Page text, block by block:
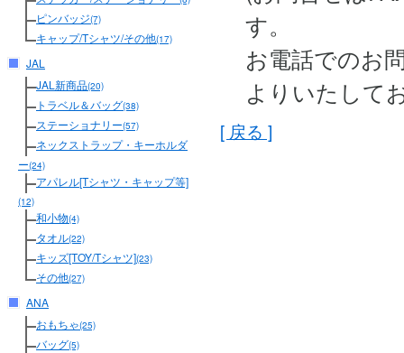
ピンバッジ(7)
キャップ/Tシャツ/その他(17)
JAL
JAL新商品(20)
トラベル＆バッグ(38)
ステーショナリー(57)
ネックストラップ・キーホルダ
ー(24)
アパレル[Tシャツ・キャップ等]
(12)
和小物(4)
タオル(22)
キッズ[TOY/Tシャツ](23)
その他(27)
ANA
おもちゃ(25)
バッグ(5)
す。
お電話でのお
よりいたして
[ 戻る ]